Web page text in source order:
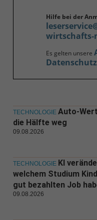
Hilfe bei der
wirtschafts-
Es gelten unsere
TECHNOLOGIE Auto-
die Hälfte weg
09.08.2026
TECHNOLOGIE KI
welchem Studium
gut bezahlten Job
09.08.2026